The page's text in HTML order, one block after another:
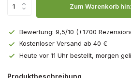
Zum Warenkorb
Bewertung: 9,5/10 (+1700
Kostenloser Versand ab 40 €
Heute vor 11 Uhr bestellt, morgen